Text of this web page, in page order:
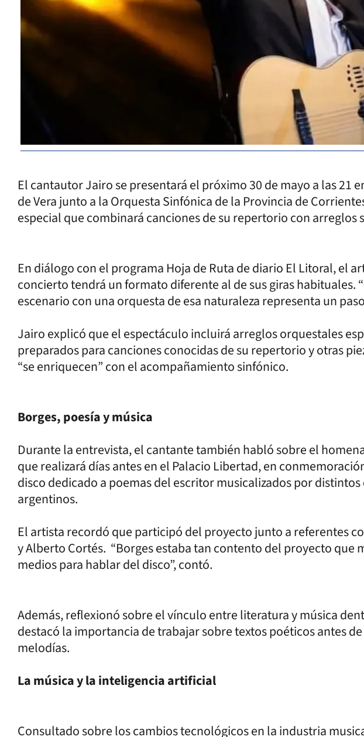
El cantautor Jairo se presentará el próximo 30 de mayo a las 21
de Vera junto a la Orquesta Sinfónica de la Provincia de
especial que combinará canciones de su repertorio con arreglos
En diálogo con el programa Hoja de Ruta de diario El Litoral, el
concierto tendrá un formato diferente al de sus giras habituales.
escenario con una orquesta de esa naturaleza representa un
Jairo explicó que el espectáculo incluirá arreglos orquestales
preparados para canciones conocidas de su repertorio y otras
“se enriquecen” con el acompañamiento sinfónico.
Borges, poesía y música
Durante la entrevista, el cantante también habló sobre el
que realizará días antes en el Palacio Libertad, en
disco dedicado a poemas del escritor musicalizados por
argentinos.
El artista recordó que participó del proyecto junto a referentes
y Alberto Cortés. “Borges estaba tan contento del proyecto que
medios para hablar del disco”, contó.
Además, reflexionó sobre el vínculo entre literatura y música
destacó la importancia de trabajar sobre textos poéticos antes
melodías.
La música y la inteligencia artificial
Consultado sobre los cambios tecnológicos en la industria